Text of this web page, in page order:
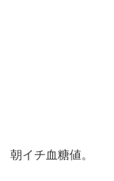
朝イチ血糖値。